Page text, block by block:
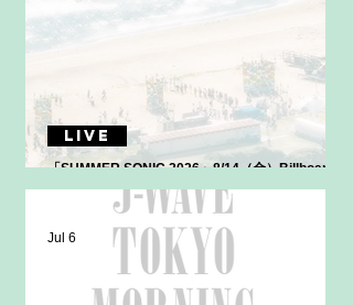
「 SUMMER SONIC 2026」8/14（金）Billboard
Beach STAGEに出演決定！
LIVE
Jul 6